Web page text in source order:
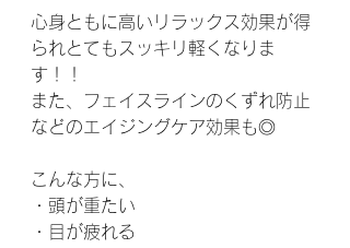
心身ともに高いリラックス効果が得
られとてもスッキリ軽くなりま
す！！
また、フェイスラインのくずれ防止
などのエイジングケア効果も◎
こんな方に、
・頭が重たい
・目が疲れる